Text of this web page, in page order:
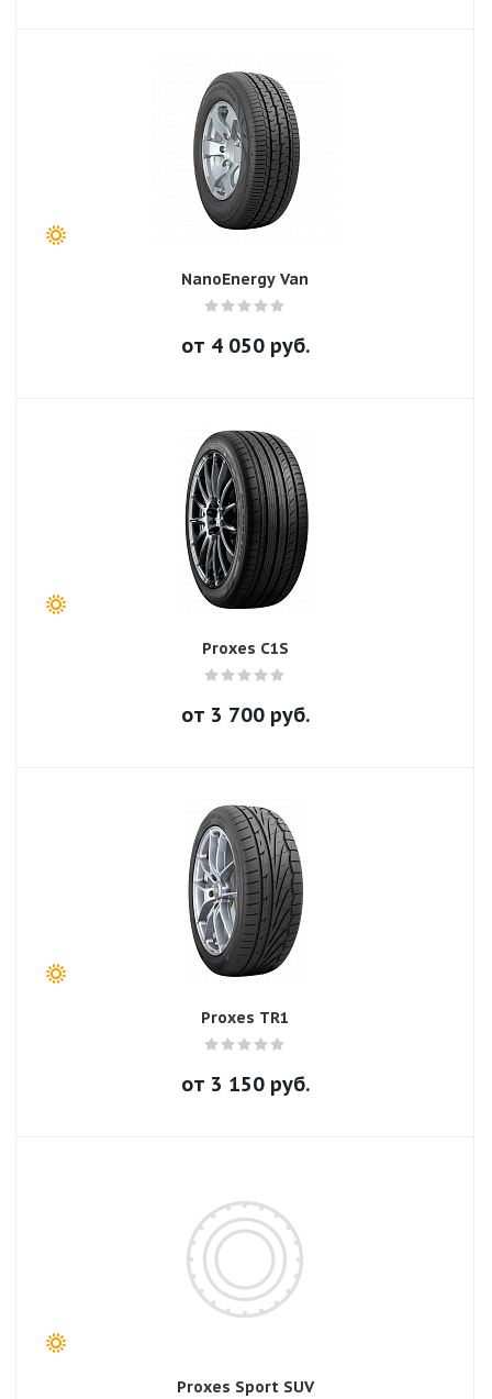
NanoEnergy Van
от 4 050руб.
Proxes C1S
от 3 700руб.
Proxes TR1
от 3 150руб.
Proxes Sport SUV